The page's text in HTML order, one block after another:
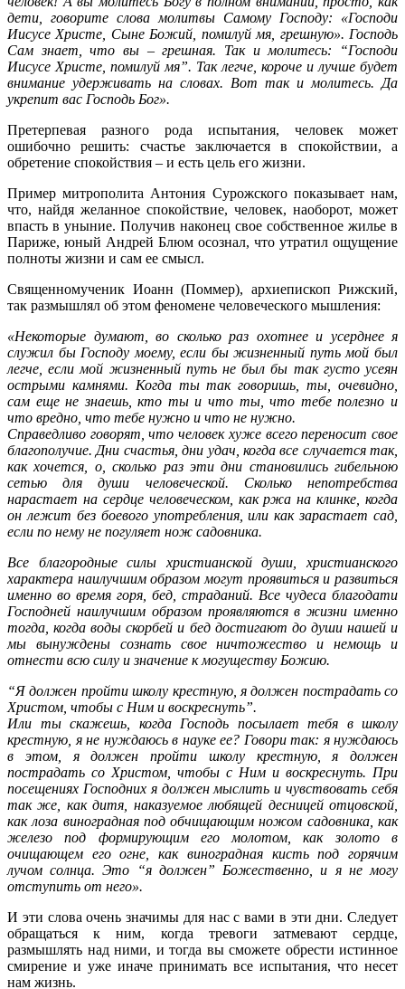
дети, говорите слова молитвы Самому Господу: «Господи
Иисусе Христе, Сыне Божий, помилуй мя, грешную». Господь
Сам знает, что вы – грешная. Так и молитесь: “Господи
Иисусе Христе, помилуй мя”. Так легче, короче и лучше будет
внимание удерживать на словах. Вот так и молитесь. Да
укрепит вас Господь Бог».
Претерпевая разного рода испытания, человек может
ошибочно решить: счастье заключается в спокойствии, а
обретение спокойствия – и есть цель его жизни.
Пример митрополита Антония Сурожского показывает нам,
что, найдя желанное спокойствие, человек, наоборот, может
впасть в уныние. Получив наконец свое собственное жилье в
Париже, юный Андрей Блюм осознал, что утратил ощущение
полноты жизни и сам ее смысл.
Священномученик Иоанн (Поммер), архиепископ Рижский,
так размышлял об этом феномене человеческого мышления:
«Некоторые думают, во сколько раз охотнее и усерднее я
служил бы Господу моему, если бы жизненный путь мой был
легче, если мой жизненный путь не был бы так густо усеян
острыми камнями. Когда ты так говоришь, ты, очевидно,
сам еще не знаешь, кто ты и что ты, что тебе полезно и
что вредно, что тебе нужно и что не нужно.
Справедливо говорят, что человек хуже всего переносит свое
благополучие. Дни счастья, дни удач, когда все случается так,
как хочется, о, сколько раз эти дни становились гибельною
сетью для души человеческой. Сколько непотребства
нарастает на сердце человеческом, как ржа на клинке, когда
он лежит без боевого употребления, или как зарастает сад,
если по нему не погуляет нож садовника.
Все благородные силы христианской души, христианского
характера наилучшим образом могут проявиться и развиться
именно во время горя, бед, страданий. Все чудеса благодати
Господней наилучшим образом проявляются в жизни именно
тогда, когда воды скорбей и бед достигают до души нашей и
мы вынуждены сознать свое ничтожество и немощь и
отнести всю силу и значение к могуществу Божию.
“Я должен пройти школу крестную, я должен пострадать со
Христом, чтобы с Ним и воскреснуть”.
Или ты скажешь, когда Господь посылает тебя в школу
крестную, я не нуждаюсь в науке ее? Говори так: я нуждаюсь
в этом, я должен пройти школу крестную, я должен
пострадать со Христом, чтобы с Ним и воскреснуть. При
посещениях Господних я должен мыслить и чувствовать себя
так же, как дитя, наказуемое любящей десницей отцовской,
как лоза виноградная под обчищающим ножом садовника, как
железо под формирующим его молотом, как золото в
очищающем его огне, как виноградная кисть под горячим
лучом солнца. Это “я должен” Божественно, и я не могу
отступить от него».
И эти слова очень значимы для нас с вами в эти дни. Следует
обращаться к ним, когда тревоги затмевают сердце,
размышлять над ними, и тогда вы сможете обрести истинное
смирение и уже иначе принимать все испытания, что несет
нам жизнь.